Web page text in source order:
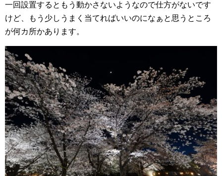
一回設置するともう動かさないようなので仕方がないです
けど、もう少しうまく当てればいいのになぁと思うところ
が何カ所かあります。